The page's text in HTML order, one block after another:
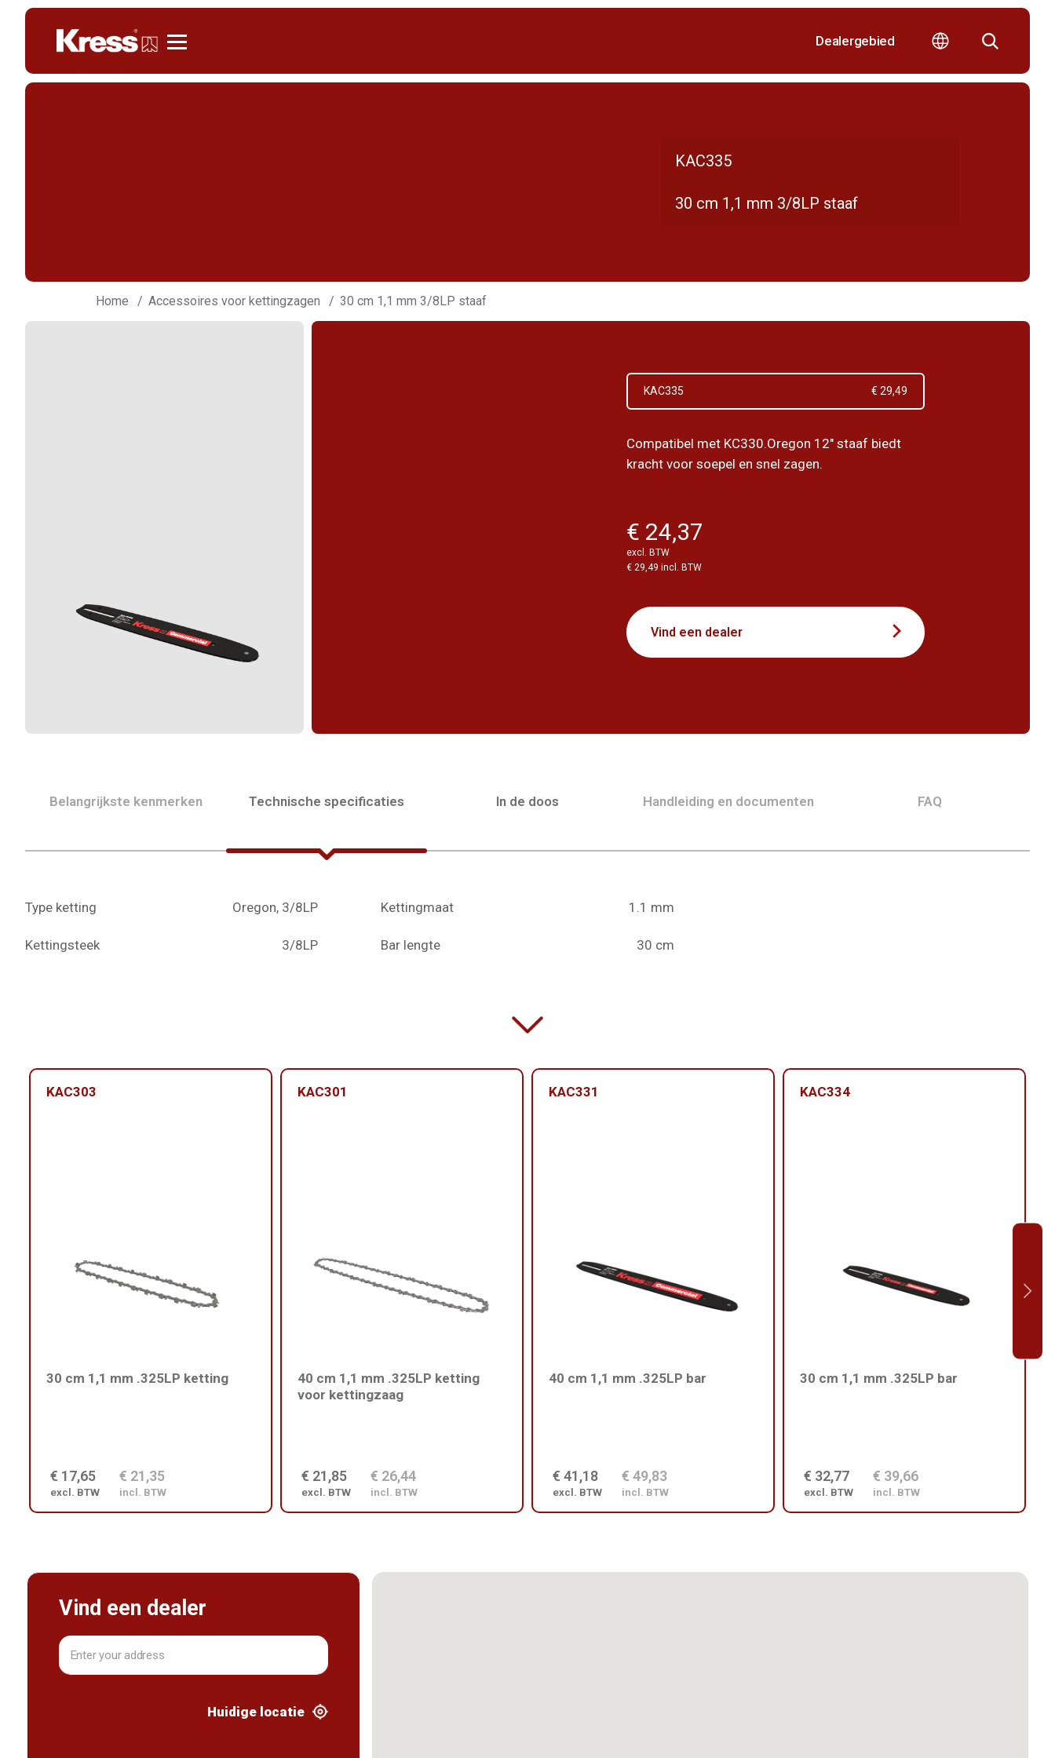
Dealergebied
KAC335
30 cm 1,1 mm 3/8LP staaf
Home Accessoires voor kettingzagen 30 cm 1,1 mm 3/8LP staaf
KAC335 € 29,49
Compatibel met KC330.Oregon 12" staaf biedt
kracht voor soepel en snel zagen.
€ 24,37
excl. BTW
€ 29,49 incl. BTW
Vind een dealer
Belangrijkste kenmerken Technische specificaties In de doos Handleiding en documenten FAQ
Type ketting Oregon, 3/8LP
Kettingsteek 3/8LP
Kettingmaat 1.1 mm
Bar lengte 30 cm
KAC303
30 cm 1,1 mm .325LP ketting
€ 17,65
excl. BTW
€ 21,35
incl. BTW
KAC301
40 cm 1,1 mm .325LP ketting
voor kettingzaag
€ 21,85
excl. BTW
€ 26,44
incl. BTW
KAC331
40 cm 1,1 mm .325LP bar
€ 41,18
excl. BTW
€ 49,83
incl. BTW
KAC334
30 cm 1,1 mm .325LP bar
€ 32,77
excl. BTW
€ 39,66
incl. BTW
Vind een dealer
Huidige locatie